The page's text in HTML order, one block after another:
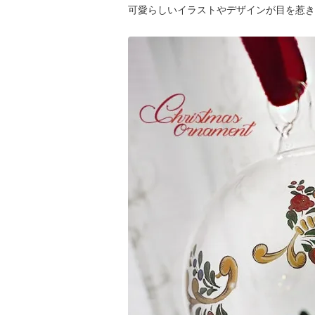
可愛らしいイラストやデザインが目を惹